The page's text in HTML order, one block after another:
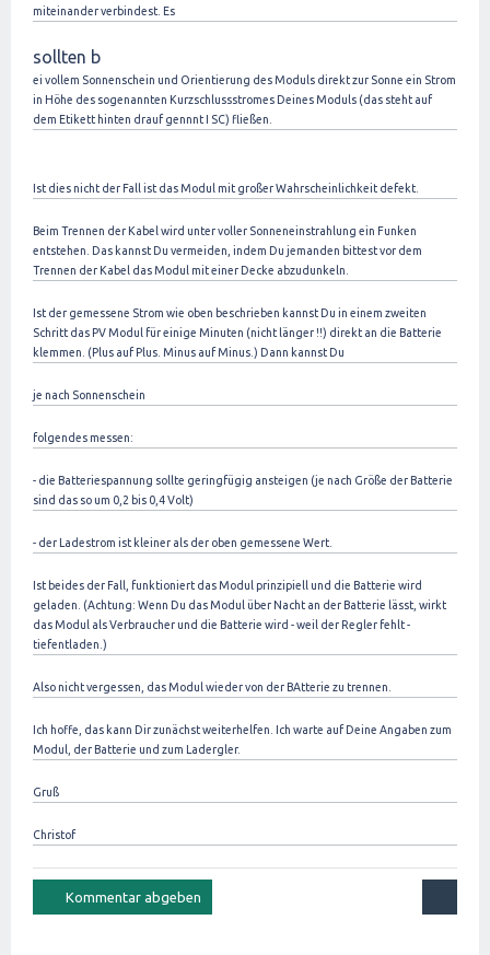
miteinander verbindest. Es
sollten b
ei vollem Sonnenschein und Orientierung des Moduls direkt zur Sonne ein Strom
in Höhe des sogenannten Kurzschlussstromes Deines Moduls (das steht auf
dem Etikett hinten drauf gennnt I SC) fließen.
Ist dies nicht der Fall ist das Modul mit großer Wahrscheinlichkeit defekt.
Beim Trennen der Kabel wird unter voller Sonneneinstrahlung ein Funken
entstehen. Das kannst Du vermeiden, indem Du jemanden bittest vor dem
Trennen der Kabel das Modul mit einer Decke abzudunkeln.
Ist der gemessene Strom wie oben beschrieben kannst Du in einem zweiten
Schritt das PV Modul für einige Minuten (nicht länger !!) direkt an die Batterie
klemmen. (Plus auf Plus. Minus auf Minus.) Dann kannst Du
je nach Sonnenschein
folgendes messen:
- die Batteriespannung sollte geringfügig ansteigen (je nach Größe der Batterie
sind das so um 0,2 bis 0,4 Volt)
- der Ladestrom ist kleiner als der oben gemessene Wert.
Ist beides der Fall, funktioniert das Modul prinzipiell und die Batterie wird
geladen. (Achtung: Wenn Du das Modul über Nacht an der Batterie lässt, wirkt
das Modul als Verbraucher und die Batterie wird - weil der Regler fehlt -
tiefentladen.)
Also nicht vergessen, das Modul wieder von der BAtterie zu trennen.
Ich hoffe, das kann Dir zunächst weiterhelfen. Ich warte auf Deine Angaben zum
Modul, der Batterie und zum Ladergler.
Gruß
Christof